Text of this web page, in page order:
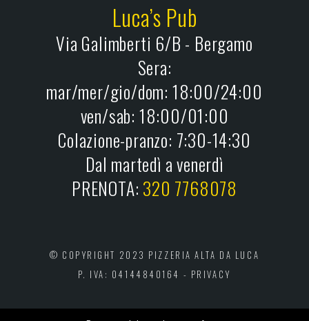
Luca’s Pub
Via Galimberti 6/B - Bergamo
Sera:
mar/mer/gio/dom: 18:00/24:00
ven/sab: 18:00/01:00
Colazione-pranzo: 7:30-14:30
Dal martedì a venerdì
PRENOTA: 320 7768078
© COPYRIGHT 2023 PIZZERIA ALTA DA LUCA
P. IVA: 04144840164 - PRIVACY